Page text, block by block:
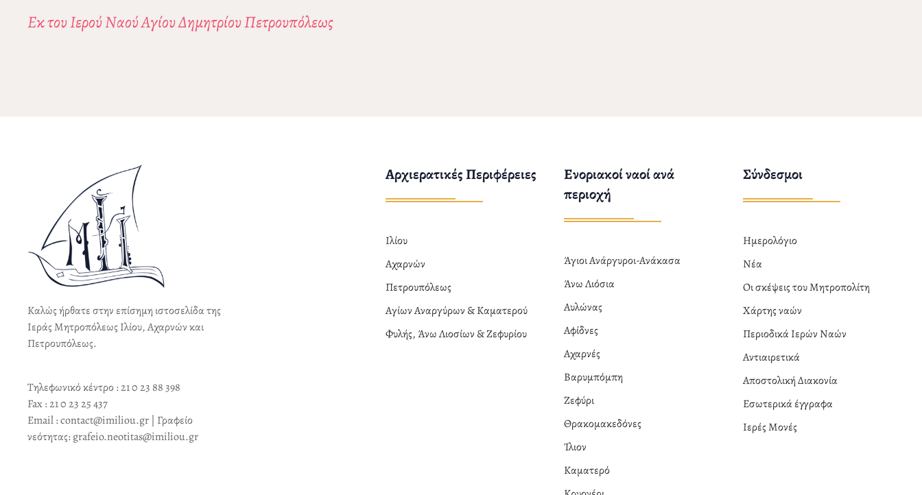
Εκ του Ιερού Ναού Αγίου Δημητρίου Πετρουπόλεως
Καλώς ήρθατε στην επίσημη ιστοσελίδα της
Ιεράς Μητροπόλεως Ιλίου, Αχαρνών και
Πετρουπόλεως.
Τηλεφωνικό κέντρο : 21 0 23 88 398
Fax : 21 0 23 25 437
Email : contact@imiliou.gr | Γραφείο
νεότητας: grafeio.neotitas@imiliou.gr
Αρχιερατικές Περιφέρειες
Ιλίου
Αχαρνών
Πετρουπόλεως
Αγίων Αναργύρων & Καματερού
Φυλής, Άνω Λιοσίων & Ζεφυρίου
Ενοριακοί ναοί ανά
περιοχή
Άγιοι Ανάργυροι-Ανάκασα
Άνω Λιόσια
Αυλώνας
Αφίδνες
Αχαρνές
Βαρυμπόμπη
Ζεφύρι
Θρακομακεδόνες
Ίλιον
Καματερό
Σύνδεσμοι
Ημερολόγιο
Νέα
Οι σκέψεις του Μητροπολίτη
Χάρτης ναών
Περιοδικά Ιερών Ναών
Αντιαιρετικά
Αποστολική Διακονία
Εσωτερικά έγγραφα
Ιερές Μονές